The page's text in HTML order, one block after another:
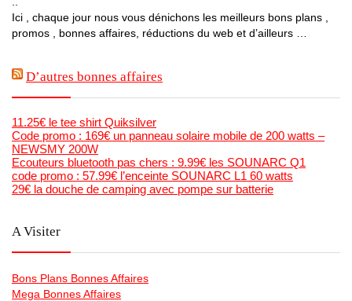
Ici , chaque jour nous vous dénichons les meilleurs bons plans ,
promos , bonnes affaires, réductions du web et d’ailleurs …
D’autres bonnes affaires
11.25€ le tee shirt Quiksilver
Code promo : 169€ un panneau solaire mobile de 200 watts –
NEWSMY 200W
Ecouteurs bluetooth pas chers : 9.99€ les SOUNARC Q1
code promo : 57.99€ l’enceinte SOUNARC L1 60 watts
29€ la douche de camping avec pompe sur batterie
A Visiter
Bons Plans Bonnes Affaires
Mega Bonnes Affaires